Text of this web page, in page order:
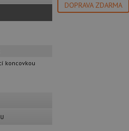
koncovkou
DOPRAVA ZDARMA